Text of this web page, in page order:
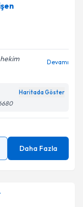
Devamı
Haritada Göster
Daha Fazla